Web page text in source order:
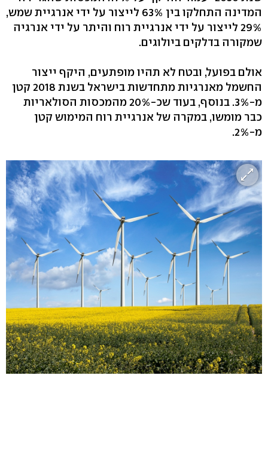
המדינה התחלקו בין 63% לייצור על ידי אנרגיית שמש,
29% לייצור על ידי אנרגיית רוח והיתר על ידי אנרגיה
שמקורה בדלקים ביולוגים.
אולם בפועל, ובטח לא תהיו מופתעים, היקף ייצור
החשמל מאנרגיות מתחדשות בישראל בשנת 2018 קטן
מ-3%. בנוסף, בעוד שכ-20% מהמכסות הסולאריות
כבר מומשו, במקרה של אנרגיית רוח המימוש קטן
מ-2%.